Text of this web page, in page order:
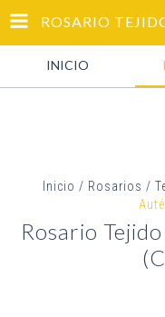
INICIO
Inicio / Rosarios /
Rosario